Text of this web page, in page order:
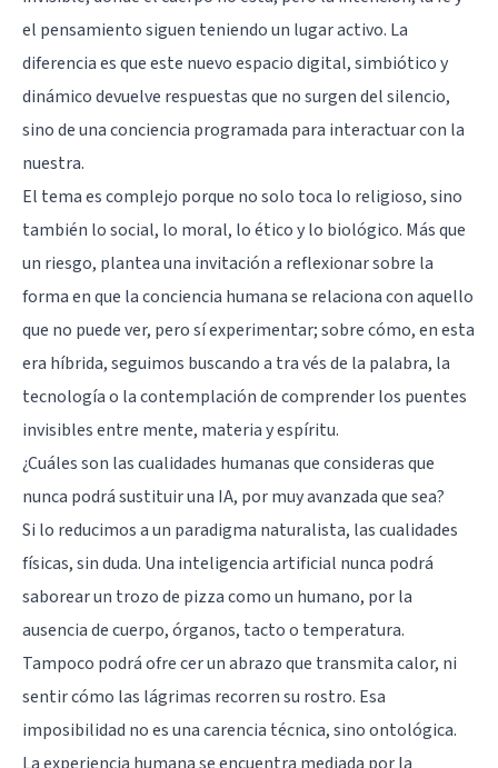
el pensamiento siguen teniendo un lugar activo. La
diferencia es que este nuevo espacio digital, simbiótico y
dinámico devuelve respuestas que no surgen del silencio,
sino de una conciencia programada para interactuar con la
nuestra.
El tema es complejo porque no solo toca lo religioso, sino
también lo social, lo moral, lo ético y lo biológico. Más que
un riesgo, plantea una invitación a reflexionar sobre la
forma en que la conciencia humana se relaciona con aquello
que no puede ver, pero sí experimentar; sobre cómo, en esta
era híbrida, seguimos buscando a tra vés de la palabra, la
tecnología o la contemplación de comprender los puentes
invisibles entre mente, materia y espíritu.
¿Cuáles son las cualidades humanas que consideras que
nunca podrá sustituir una IA, por muy avanzada que sea?
Si lo reducimos a un paradigma naturalista, las cualidades
físicas, sin duda. Una inteligencia artificial nunca podrá
saborear un trozo de pizza como un humano, por la
ausencia de cuerpo, órganos, tacto o temperatura.
Tampoco podrá ofre cer un abrazo que transmita calor, ni
sentir cómo las lágrimas recorren su rostro. Esa
imposibilidad no es una carencia técnica, sino ontológica.